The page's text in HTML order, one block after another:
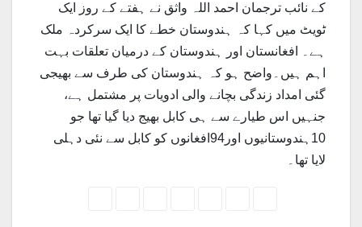
کے نائب ترجمان احمد اللہ واثق نے ہفتے کے روز ایک
ٹویٹ میں کہا کہ ہندوستان خطے کا ایک سرکردہ ملک
ہے۔ افغانستان اور ہندوستان کے درمیان تعلقات بہت
اہم ہیں۔واضح ہو کہ ہندوستان کی طرف سے بھیجی
گئی امداد زندگی بچانے والی ادویات پر مشتمل ہے،
جنہیں اس طیارے سے ہی کابل بھیج دیا گیا تھا جو
10ہندوستانیوں اور94افغانوں کو کابل سے نئی دہلی
لایا تھا۔